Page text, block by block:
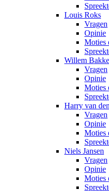
Louis Roks
Vragen
Opinie
Moties
Willem
Vragen
Opinie
Moties
Harry van
Vragen
Opinie
Moties
Niels Jansen
Vragen
Opinie
Moties